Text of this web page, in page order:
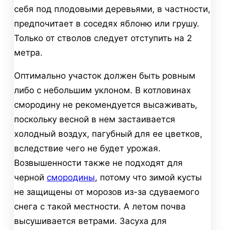
себя под плодовыми деревьями, в частности,
предпочитает в соседях яблоню или грушу.
Только от стволов следует отступить на 2
метра.
Оптимально участок должен быть ровным
либо с небольшим уклоном. В котловинах
смородину не рекомендуется высаживать,
поскольку весной в нем застаивается
холодный воздух, пагубный для ее цветков,
вследствие чего не будет урожая.
Возвышенности также не подходят для
черной смородины, потому что зимой кусты
не защищены от морозов из-за сдуваемого
снега с такой местности. А летом почва
высушивается ветрами. Засуха для